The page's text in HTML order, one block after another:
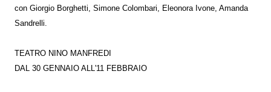
con Giorgio Borghetti, Simone Colombari, Eleonora Ivone, Amanda
Sandrelli.
TEATRO NINO MANFREDI
DAL 30 GENNAIO ALL'11 FEBBRAIO